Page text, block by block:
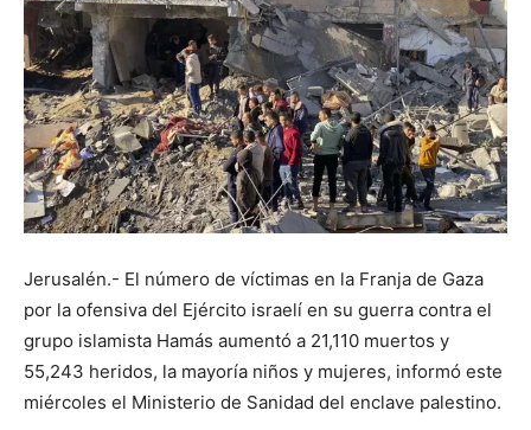
Jerusalén.- El número de víctimas en la Franja de Gaza
por la ofensiva del Ejército israelí en su guerra contra el
grupo islamista Hamás aumentó a 21,110 muertos y
55,243 heridos, la mayoría niños y mujeres, informó este
miércoles el Ministerio de Sanidad del enclave palestino.